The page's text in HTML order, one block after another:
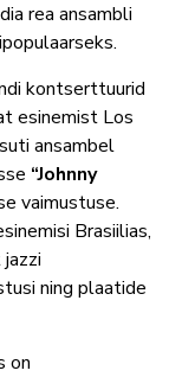
rea ansambli
kontserttuurid
esinemist Los
ansambel
“Johnny
vaimustuse.
Brasiilias,
ning plaatide
on